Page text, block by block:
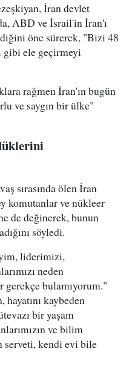
İran devlet
ABD ve İsrail'in İran'ı
öne sürerek, "Bizi 48
gibi ele geçirmeyi
rağmen İran'ın bugün
ve saygın bir ülke"
sırasında ölen İran
komutanlar ve nükleer
de değinerek, bunun
söyledi.
liderimizi,
neden
bulamıyorum."
kaybeden
bir yaşam
ve bilim
serveti, kendi evi bile